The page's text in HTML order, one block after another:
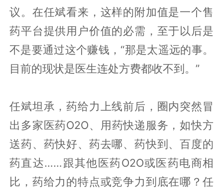
议。在任斌看来，这样的附加值是一个售
药平台提供用户价值的必需，至于以后是
不是要通过这个赚钱，“那是太遥远的事。
目前的现状是医生连处方费都收不到。”
任斌坦承，药给力上线前后，圈内突然冒
出多家医药O2O、用药快递服务，如快方
送药、药快好、药去哪、药快到、百度的
药直达……跟其他医药O2O或医药电商相
比，药给力的特点或竞争力到底在哪？任